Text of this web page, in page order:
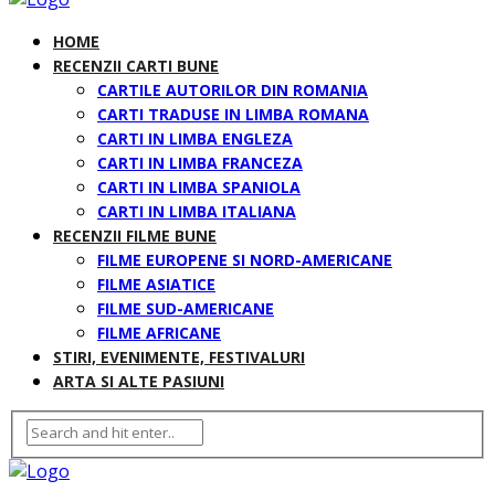
HOME
RECENZII CARTI BUNE
CARTILE AUTORILOR DIN ROMANIA
CARTI TRADUSE IN LIMBA ROMANA
CARTI IN LIMBA ENGLEZA
CARTI IN LIMBA FRANCEZA
CARTI IN LIMBA SPANIOLA
CARTI IN LIMBA ITALIANA
RECENZII FILME BUNE
FILME EUROPENE SI NORD-AMERICANE
FILME ASIATICE
FILME SUD-AMERICANE
FILME AFRICANE
STIRI, EVENIMENTE, FESTIVALURI
ARTA SI ALTE PASIUNI